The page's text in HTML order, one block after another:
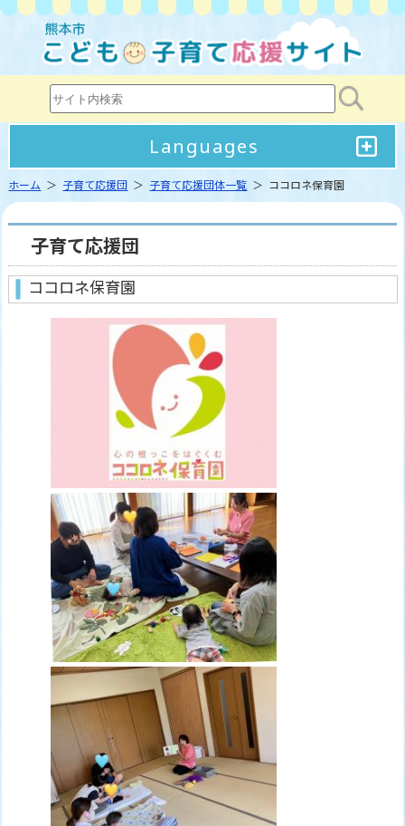
Languages
ホーム ＞ 子育て応援団 ＞ 子育て応援団体一覧 ＞ ココロネ保育園
子育て応援団
ココロネ保育園